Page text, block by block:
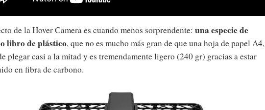
de la Hover Camera es cuando menos sorprendente: una especie de
libro de plástico, que no es mucho más gran de que una hoja de papel A4,
plegar casi a la mitad y es tremendamente ligero (240 gr) gracias a estar
en fibra de carbono.